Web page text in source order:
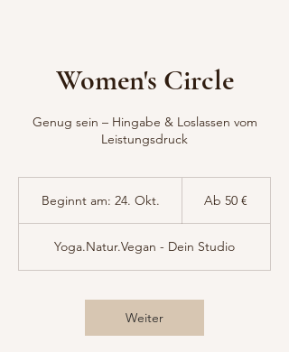
Women's Circle
Genug sein – Hingabe & Loslassen vom
Leistungsdruck
Beginnt am: 24. Okt.
i
n
t
a
m
Ab 50 €
Yoga.Natur.Vegan - Dein Studio
Weiter